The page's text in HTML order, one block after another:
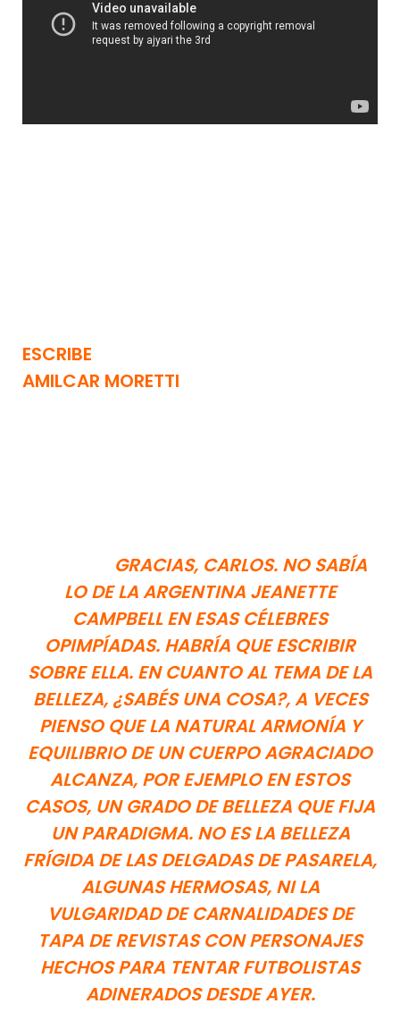
ESCRIBE
AMILCAR MORETTI
GRACIAS, CARLOS. NO SABÍA
LO DE LA ARGENTINA JEANETTE
CAMPBELL EN ESAS CÉLEBRES
OPIMPÍADAS. HABRÍA QUE ESCRIBIR
SOBRE ELLA. EN CUANTO AL TEMA DE LA
BELLEZA, ¿SABÉS UNA COSA?, A VECES
PIENSO QUE LA NATURAL ARMONÍA Y
EQUILIBRIO DE UN CUERPO AGRACIADO
ALCANZA, POR EJEMPLO EN ESTOS
CASOS, UN GRADO DE BELLEZA QUE FIJA
UN PARADIGMA. NO ES LA BELLEZA
FRÍGIDA DE LAS DELGADAS DE PASARELA,
ALGUNAS HERMOSAS, NI LA
VULGARIDAD DE CARNALIDADES DE
TAPA DE REVISTAS CON PERSONAJES
HECHOS PARA TENTAR FUTBOLISTAS
ADINERADOS DESDE AYER.